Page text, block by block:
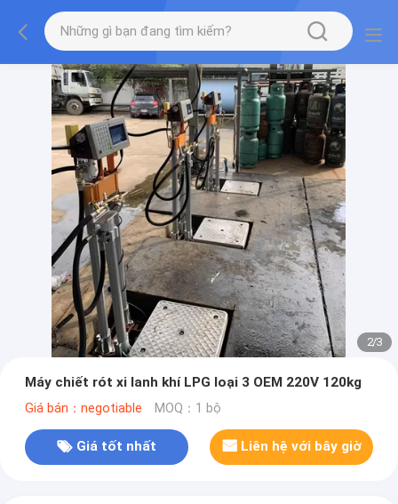
2/3
Máy chiết rót xi lanh khí LPG loại 3 OEM 220V 120kg
Giá bán：negotiable MOQ：1 bộ
Giá tốt nhất Liên hệ với bây giờ